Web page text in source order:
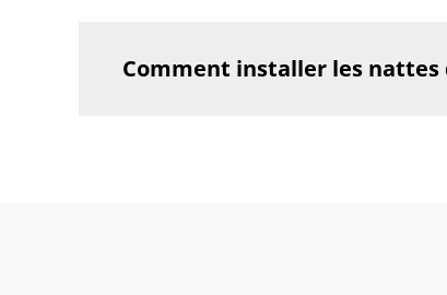
Comment installer les nattes